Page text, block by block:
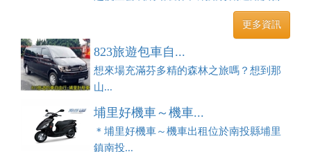
刊登、訂房系統、客房委託旅行社銷售，全面優惠中....
更多資訊
823旅遊包車自...
想來場充滿芬多精的森林之旅嗎？想到那
山...
埔里好機車～機車...
＊埔里好機車～機車出租位於南投縣埔里
鎮南投...